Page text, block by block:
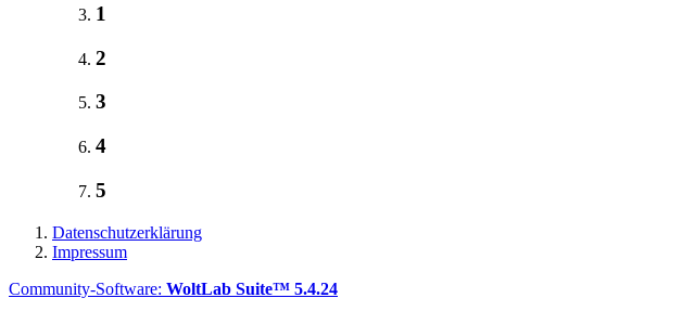
1
2
3
4
5
Datenschutzerklärung
Impressum
Community-Software: WoltLab Suite™ 5.4.24